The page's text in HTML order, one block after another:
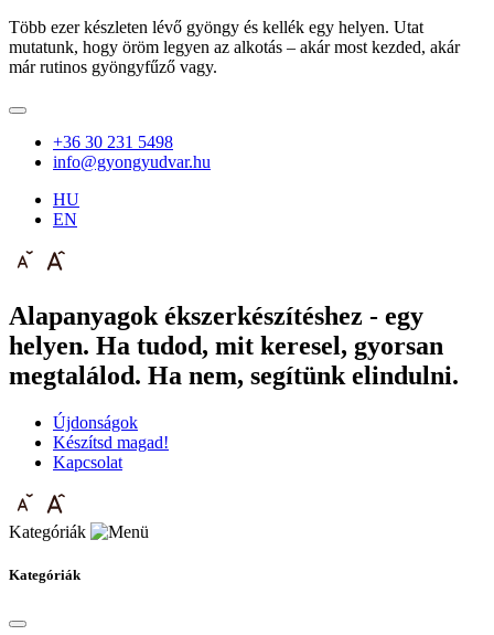
Több ezer készleten lévő gyöngy és kellék egy helyen. Utat
mutatunk, hogy öröm legyen az alkotás – akár most kezded, akár
már rutinos gyöngyfűző vagy.
+36 30 231 5498
info@gyongyudvar.hu
HU
EN
Alapanyagok ékszerkészítéshez - egy
helyen. Ha tudod, mit keresel, gyorsan
megtalálod. Ha nem, segítünk elindulni.
Újdonságok
Készítsd magad!
Kapcsolat
Kategóriák
Kategóriák